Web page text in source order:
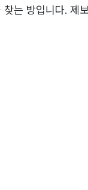
는 방입니다. 제